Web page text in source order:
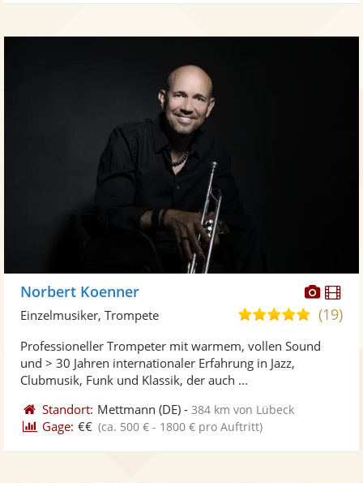
Norbert Koenner
5,0
5
(19)
Einzelmusiker, Trompete
Professioneller Trompeter mit warmem, vollen Sound
und > 30 Jahren internationaler Erfahrung in Jazz,
Clubmusik, Funk und Klassik, der auch ...
Standort: Mettmann (DE) -384 km von Lübeck
Gage: €€ (ca. 500 € - 1800 € pro Auftritt)